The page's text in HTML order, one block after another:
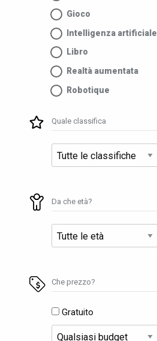
Gioco
Intelligenza artificiale
Libro
Realtà aumentata
Robotique
Quale classifica
Da che età?
Che prezzo?
Gratuito